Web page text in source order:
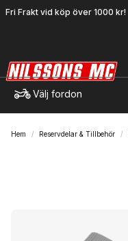
Fri Frakt vid köp över 1000 kr!
Välj fordon
Hem Reservdelar & Tillbehör